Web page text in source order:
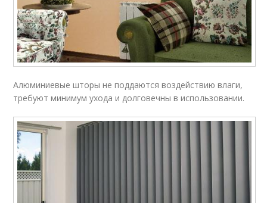
Алюминиевые шторы не поддаются воздействию влаги,
требуют минимум ухода и долговечны в использовании.